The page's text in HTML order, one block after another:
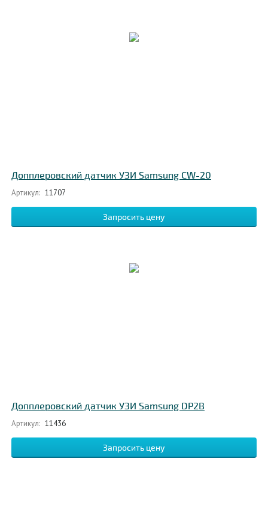
Допплеровский датчик УЗИ Samsung CW-20
Артикул: 11707
Запросить цену
Допплеровский датчик УЗИ Samsung DP2B
Артикул: 11436
Запросить цену